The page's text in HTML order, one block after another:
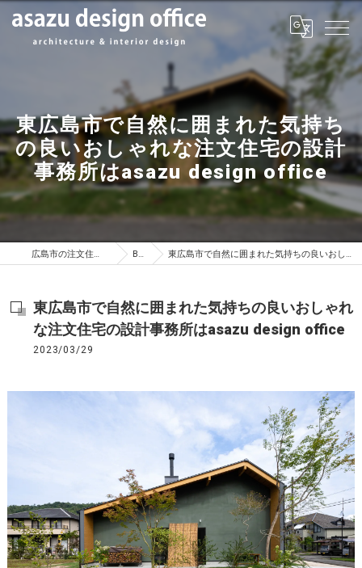
東広島市で自然に囲まれた気持ち
の良いおしゃれな注文住宅の設計
事務所はasazu design office
広島市の注文住宅はasazu design office BLOG 東広島市で自然に囲まれた気持ちの良いおしゃれな注文住宅の設計事務所はasazu design office
東広島市で自然に囲まれた気持ちの良いおしゃれ
な注文住宅の設計事務所はasazu design office
2023/03/29